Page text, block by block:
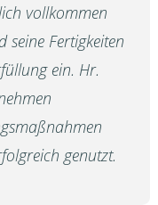
vollkommen
seine Fertigkeiten
ein. Hr.
genutzt.